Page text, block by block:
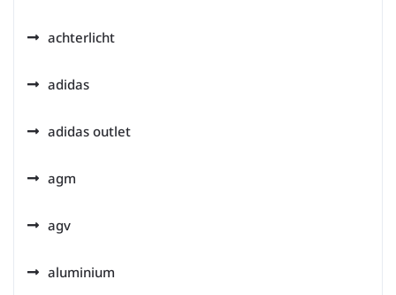
achterlicht
adidas
adidas outlet
agm
agv
aluminium